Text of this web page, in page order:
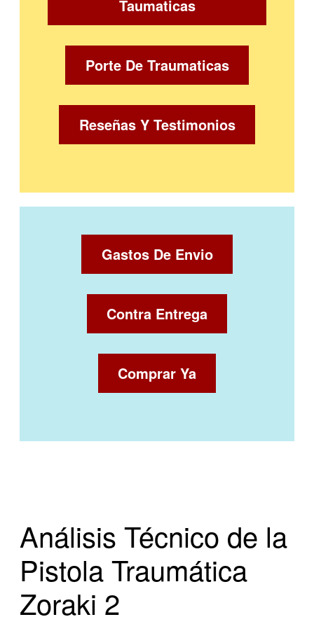
Taumaticas
Porte De Traumaticas
Reseñas Y Testimonios
Gastos De Envio
Contra Entrega
Comprar Ya
Análisis Técnico de la
Pistola Traumática
Zoraki 2